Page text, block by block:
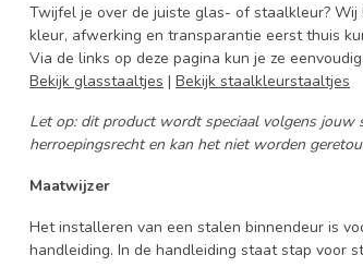
Twijfel je over de juiste glas- of staalkleur?
kleur, afwerking en transparantie eerst thuis
Via de links op deze pagina kun je ze
Bekijk glasstaaltjes | Bekijk staalkleurstaaltjes
Let op: dit product wordt speciaal volgens jouw
herroepingsrecht en kan het niet worden
Maatwijzer
Het installeren van een stalen binnendeur is
handleiding. In de handleiding staat stap voor